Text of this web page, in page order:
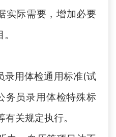
实际需要，增加必要
录用体检通用标准(试
务员录用体检特殊标
关规定执行。